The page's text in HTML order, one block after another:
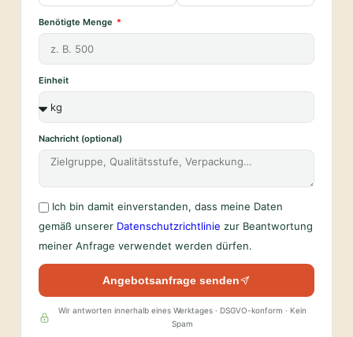
Benötigte Menge
Einheit
Nachricht (optional)
Ich bin damit einverstanden, dass meine Daten
gemäß unserer Datenschutzrichtlinie zur Beantwortung
meiner Anfrage verwendet werden dürfen.
Angebotsanfrage senden
Wir antworten innerhalb eines Werktages · DSGVO-konform · Kein
Spam